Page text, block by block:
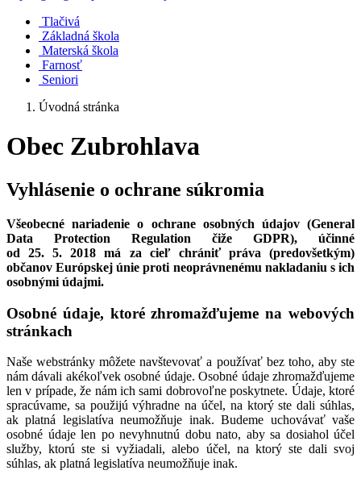
Tlačivá
Základná škola
Materská škola
Farnosť
Seniori
Úvodná stránka
Obec Zubrohlava
Vyhlásenie o ochrane súkromia
Všeobecné nariadenie o ochrane osobných údajov (General
Data Protection Regulation čiže GDPR), účinné
od 25. 5. 2018 má za cieľ chrániť práva (predovšetkým)
občanov Európskej únie proti neoprávnenému nakladaniu s ich
osobnými údajmi.
Osobné údaje, ktoré zhromažďujeme na webových
stránkach
Naše webstránky môžete navštevovať a používať bez toho, aby ste
nám dávali akékoľvek osobné údaje. Osobné údaje zhromažďujeme
len v prípade, že nám ich sami dobrovoľne poskytnete. Údaje, ktoré
spracúvame, sa použijú výhradne na účel, na ktorý ste dali súhlas,
ak platná legislatíva neumožňuje inak. Budeme uchovávať vaše
osobné údaje len po nevyhnutnú dobu nato, aby sa dosiahol účel
služby, ktorú ste si vyžiadali, alebo účel, na ktorý ste dali svoj
súhlas, ak platná legislatíva neumožňuje inak.